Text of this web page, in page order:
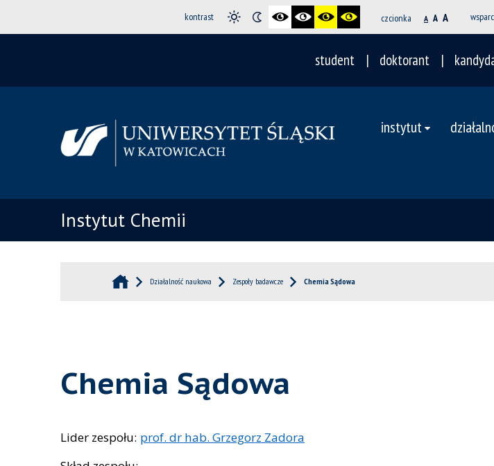
kontrast czcionka A A A
student doktorant
instytut
Instytut Chemii
Działalność naukowa Zespoły badawcze Chemia Sądowa
Chemia Sądowa
Lider zespołu: prof. dr hab. Grzegorz Zadora